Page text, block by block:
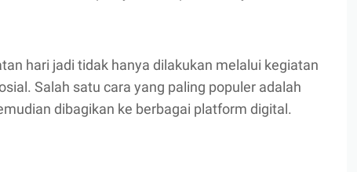
hari jadi tidak hanya dilakukan melalui kegiatan
Salah satu cara yang paling populer adalah
dibagikan ke berbagai platform digital.